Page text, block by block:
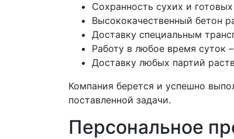
Сохранность сухих и
Высококачественный бетон
Доставку специальным
Работу в любое время суток
Доставку любых партий
Компания берется и успешно
поставленной задачи.
Персональное